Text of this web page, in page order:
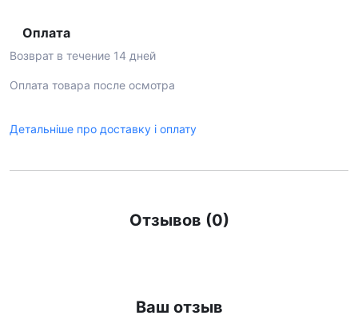
Оплата
Возврат в течение 14 дней
Оплата товара после осмотра
Детальніше про доставку і оплату
Отзывов (0)
Ваш отзыв